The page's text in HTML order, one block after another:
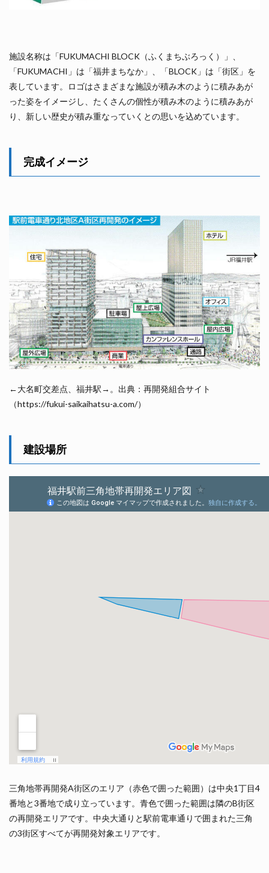
施設名称は「FUKUMACHI BLOCK（ふくまちぶろっく）」、
「FUKUMACHI」は「福井まちなか」、「BLOCK」は「街区」を
表しています。ロゴはさまざまな施設が積み木のように積みあが
った姿をイメージし、たくさんの個性が積み木のように積みあが
り、新しい歴史が積み重なっていくとの思いを込めています。
完成イメージ
←大名町交差点、福井駅→。出典：再開発組合サイト
（https://fukui-saikaihatsu-a.com/）
建設場所
三角地帯再開発A街区のエリア（赤色で囲った範囲）は中央1丁目4
番地と3番地で成り立っています。青色で囲った範囲は隣のB街区
の再開発エリアです。中央大通りと駅前電車通りで囲まれた三角
の3街区すべてが再開発対象エリアです。